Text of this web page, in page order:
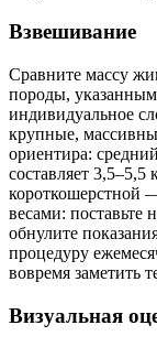
Взвешивание
Сравните массу
породы, указанным
индивидуальное
крупные,
ориентира:
составляет
короткошерстной
весами: поставьте
обнулите
процедуру
вовремя заметить
Визуальная